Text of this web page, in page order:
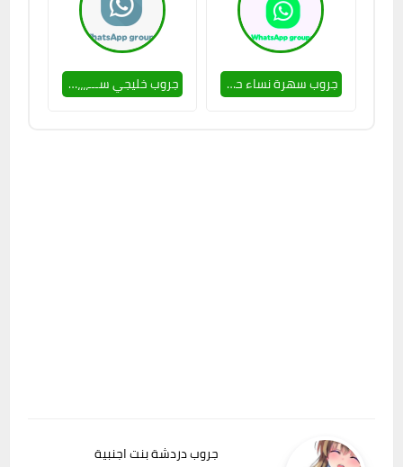
جروب سهرة نساء حلوين 💕🔥 جروب خليجي ســـ،،،،ــاخن 🔥💕
جروب دردشة بنت اجنبية